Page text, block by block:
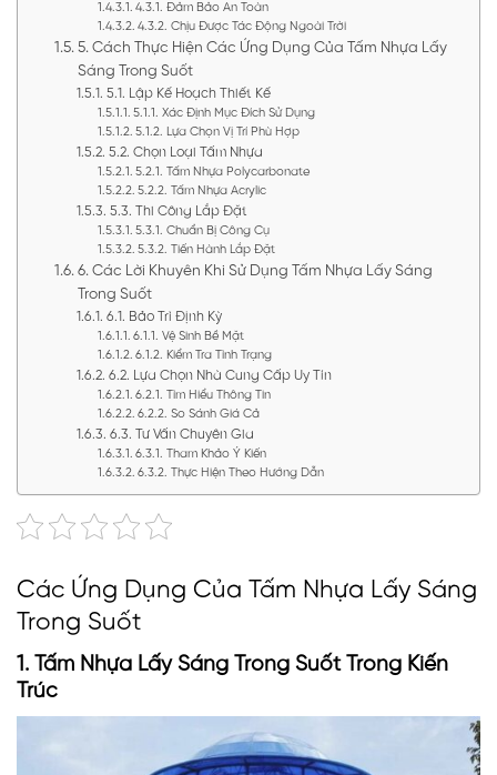
4.3.1. Đảm Bảo An Toàn
4.3.2. Chịu Được Tác Động Ngoài Trời
5. Cách Thực Hiện Các Ứng Dụng Của Tấm Nhựa Lấy
Sáng Trong Suốt
5.1. Lập Kế Hoạch Thiết Kế
5.1.1. Xác Định Mục Đích Sử Dụng
5.1.2. Lựa Chọn Vị Trí Phù Hợp
5.2. Chọn Loại Tấm Nhựa
5.2.1. Tấm Nhựa Polycarbonate
5.2.2. Tấm Nhựa Acrylic
5.3. Thi Công Lắp Đặt
5.3.1. Chuẩn Bị Công Cụ
5.3.2. Tiến Hành Lắp Đặt
6. Các Lời Khuyên Khi Sử Dụng Tấm Nhựa Lấy Sáng
Trong Suốt
6.1. Bảo Trì Định Kỳ
6.1.1. Vệ Sinh Bề Mặt
6.1.2. Kiểm Tra Tình Trạng
6.2. Lựa Chọn Nhà Cung Cấp Uy Tín
6.2.1. Tìm Hiểu Thông Tin
6.2.2. So Sánh Giá Cả
6.3. Tư Vấn Chuyên Gia
6.3.1. Tham Khảo Ý Kiến
6.3.2. Thực Hiện Theo Hướng Dẫn
Các Ứng Dụng Của Tấm Nhựa Lấy Sáng
Trong Suốt
1. Tấm Nhựa Lấy Sáng Trong Suốt Trong Kiến
Trúc